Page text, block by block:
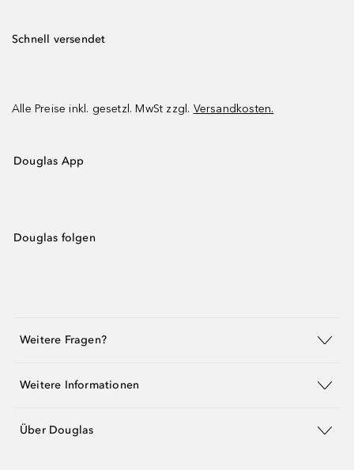
Schnell versendet
Alle Preise inkl. gesetzl. MwSt zzgl. Versandkosten.
Douglas App
Douglas folgen
Weitere Fragen?
Weitere Informationen
Über Douglas